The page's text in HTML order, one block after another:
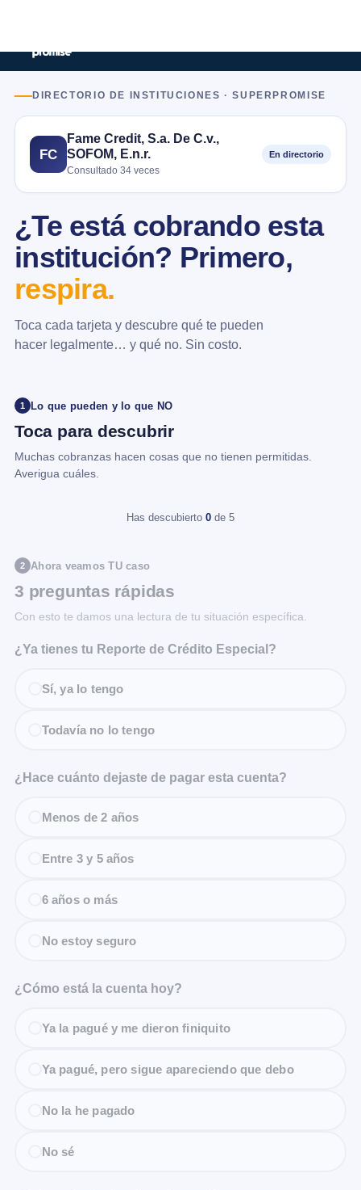
DIRECTORIO DE INSTITUCIONES · SUPERPROMISE
FC
Fame Credit, S.a. De C.v.,
SOFOM, E.n.r.
Consultado 34 veces
En directorio
¿Te está cobrando esta
institución? Primero,
respira.
Toca cada tarjeta y descubre qué te pueden
hacer legalmente… y qué no. Sin costo.
1 Lo que pueden y lo que NO
Toca para descubrir
Muchas cobranzas hacen cosas que no tienen permitidas.
Averigua cuáles.
Has descubierto 0 de 5
2 Ahora veamos TU caso
3 preguntas rápidas
Con esto te damos una lectura de tu situación específica.
¿Ya tienes tu Reporte de Crédito Especial?
Sí, ya lo tengo
Todavía no lo tengo
¿Hace cuánto dejaste de pagar esta cuenta?
Menos de 2 años
Entre 3 y 5 años
6 años o más
No estoy seguro
¿Cómo está la cuenta hoy?
Ya la pagué y me dieron finiquito
Ya pagué, pero sigue apareciendo que debo
No la he pagado
No sé